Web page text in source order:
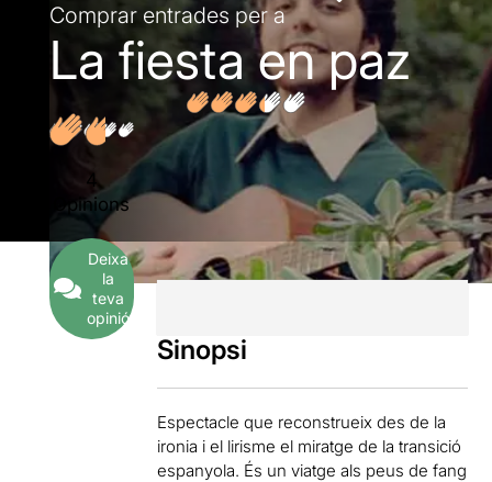
Comprar entrades per a
La fiesta en paz
4
Opinions
Deixa
la
teva
opinió
Sinopsi
Espectacle que reconstrueix des de la
ironia i el lirisme el miratge de la transició
espanyola. És un viatge als peus de fang